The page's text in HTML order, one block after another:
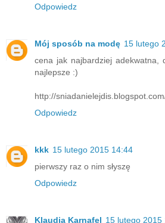
Odpowiedz
Mój sposób na modę 15 lutego
cena jak najbardziej adekwatna,
najlepsze :)
http://
Odpowiedz
kkk 15 lutego 2015 14:44
pierwszy raz o nim słyszę
Odpowiedz
Klaudia Karnafel 15 lutego 2015